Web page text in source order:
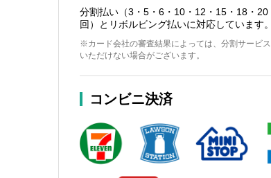
分割払い（3・5・6・10・12・15・18・20
回）とリボルビング払いに対応しています。
※カード会社の審査結果によっては、分割サービ
いただけない場合がございます。
コンビニ決済